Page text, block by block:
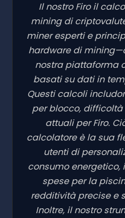
Il nostro Firo il
mining di
miner esperti e
hardware di
nostra piattaforma
basati su dati in
Questi calcoli
per blocco,
attuali per Firo.
calcolatore è la sua
utenti di
consumo
spese per la
redditività precise e
Inoltre, il nostro